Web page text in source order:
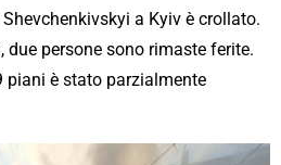
a Kyiv è crollato.
persone sono rimaste ferite.
piani è stato parzialmente